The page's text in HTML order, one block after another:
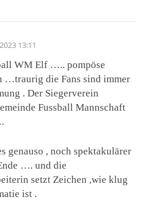
13:11
WM Elf ….. pompöse
…traurig die Fans sind immer
. Der Siegerverein
Fussball Mannschaft
genauso , noch spektakulärer
…. und die
setzt Zeichen ,wie klug
ist .